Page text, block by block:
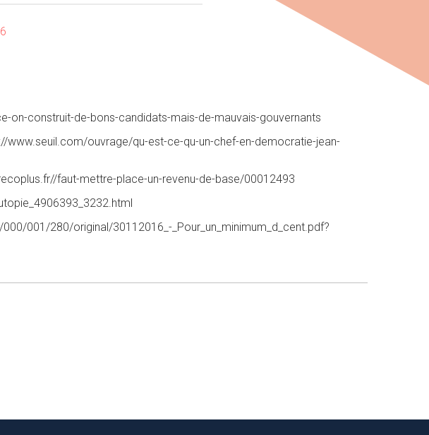
construit-de-bons-candidats-mais-de-mauvais-gouvernants
www.seuil.com/ouvrage/qu-est-ce-qu-un-chef-en-democratie-jean-
faut-mettre-place-un-revenu-de-base/00012493
001/280/original/30112016_-_Pour_un_minimum_d_cent.pdf?